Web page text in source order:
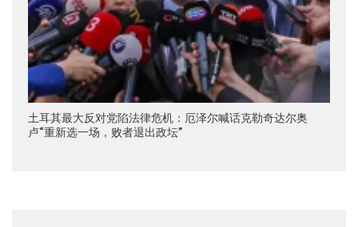
土耳其最大反对党陷法律危机：厄泽尔喊话克勒奇达尔奥
卢“重新选一场，败者退出政坛”